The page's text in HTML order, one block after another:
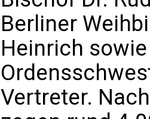
Berliner
Heinrich
Vertreter.